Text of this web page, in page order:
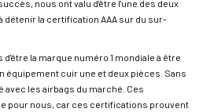
nous ont valu d'être l'une des deux
la certification AAA sur du sur-
la marque numéro 1 mondiale à être
équipement cuir une et deux pièces. Sans
les airbags du marché. Ces
pour nous, car ces certifications prouvent